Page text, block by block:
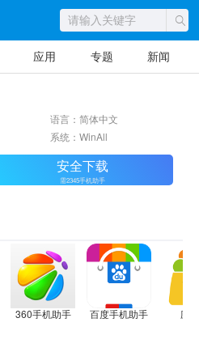
应用 专题 新闻
语言：简体中文
系统：WinAll
安全下载
需2345手机助手
360手机助手 百度手机助手 应